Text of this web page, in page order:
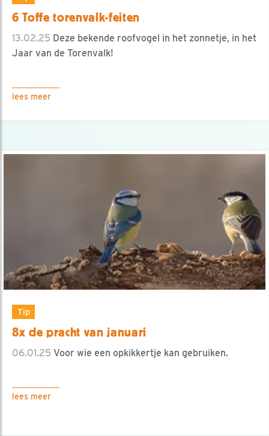
6 Toffe torenvalk-feiten
13.02.25 Deze bekende roofvogel in het zonnetje, in het
Jaar van de Torenvalk!
lees meer
Tip
8x de pracht van januari
06.01.25 Voor wie een opkikkertje kan gebruiken.
lees meer